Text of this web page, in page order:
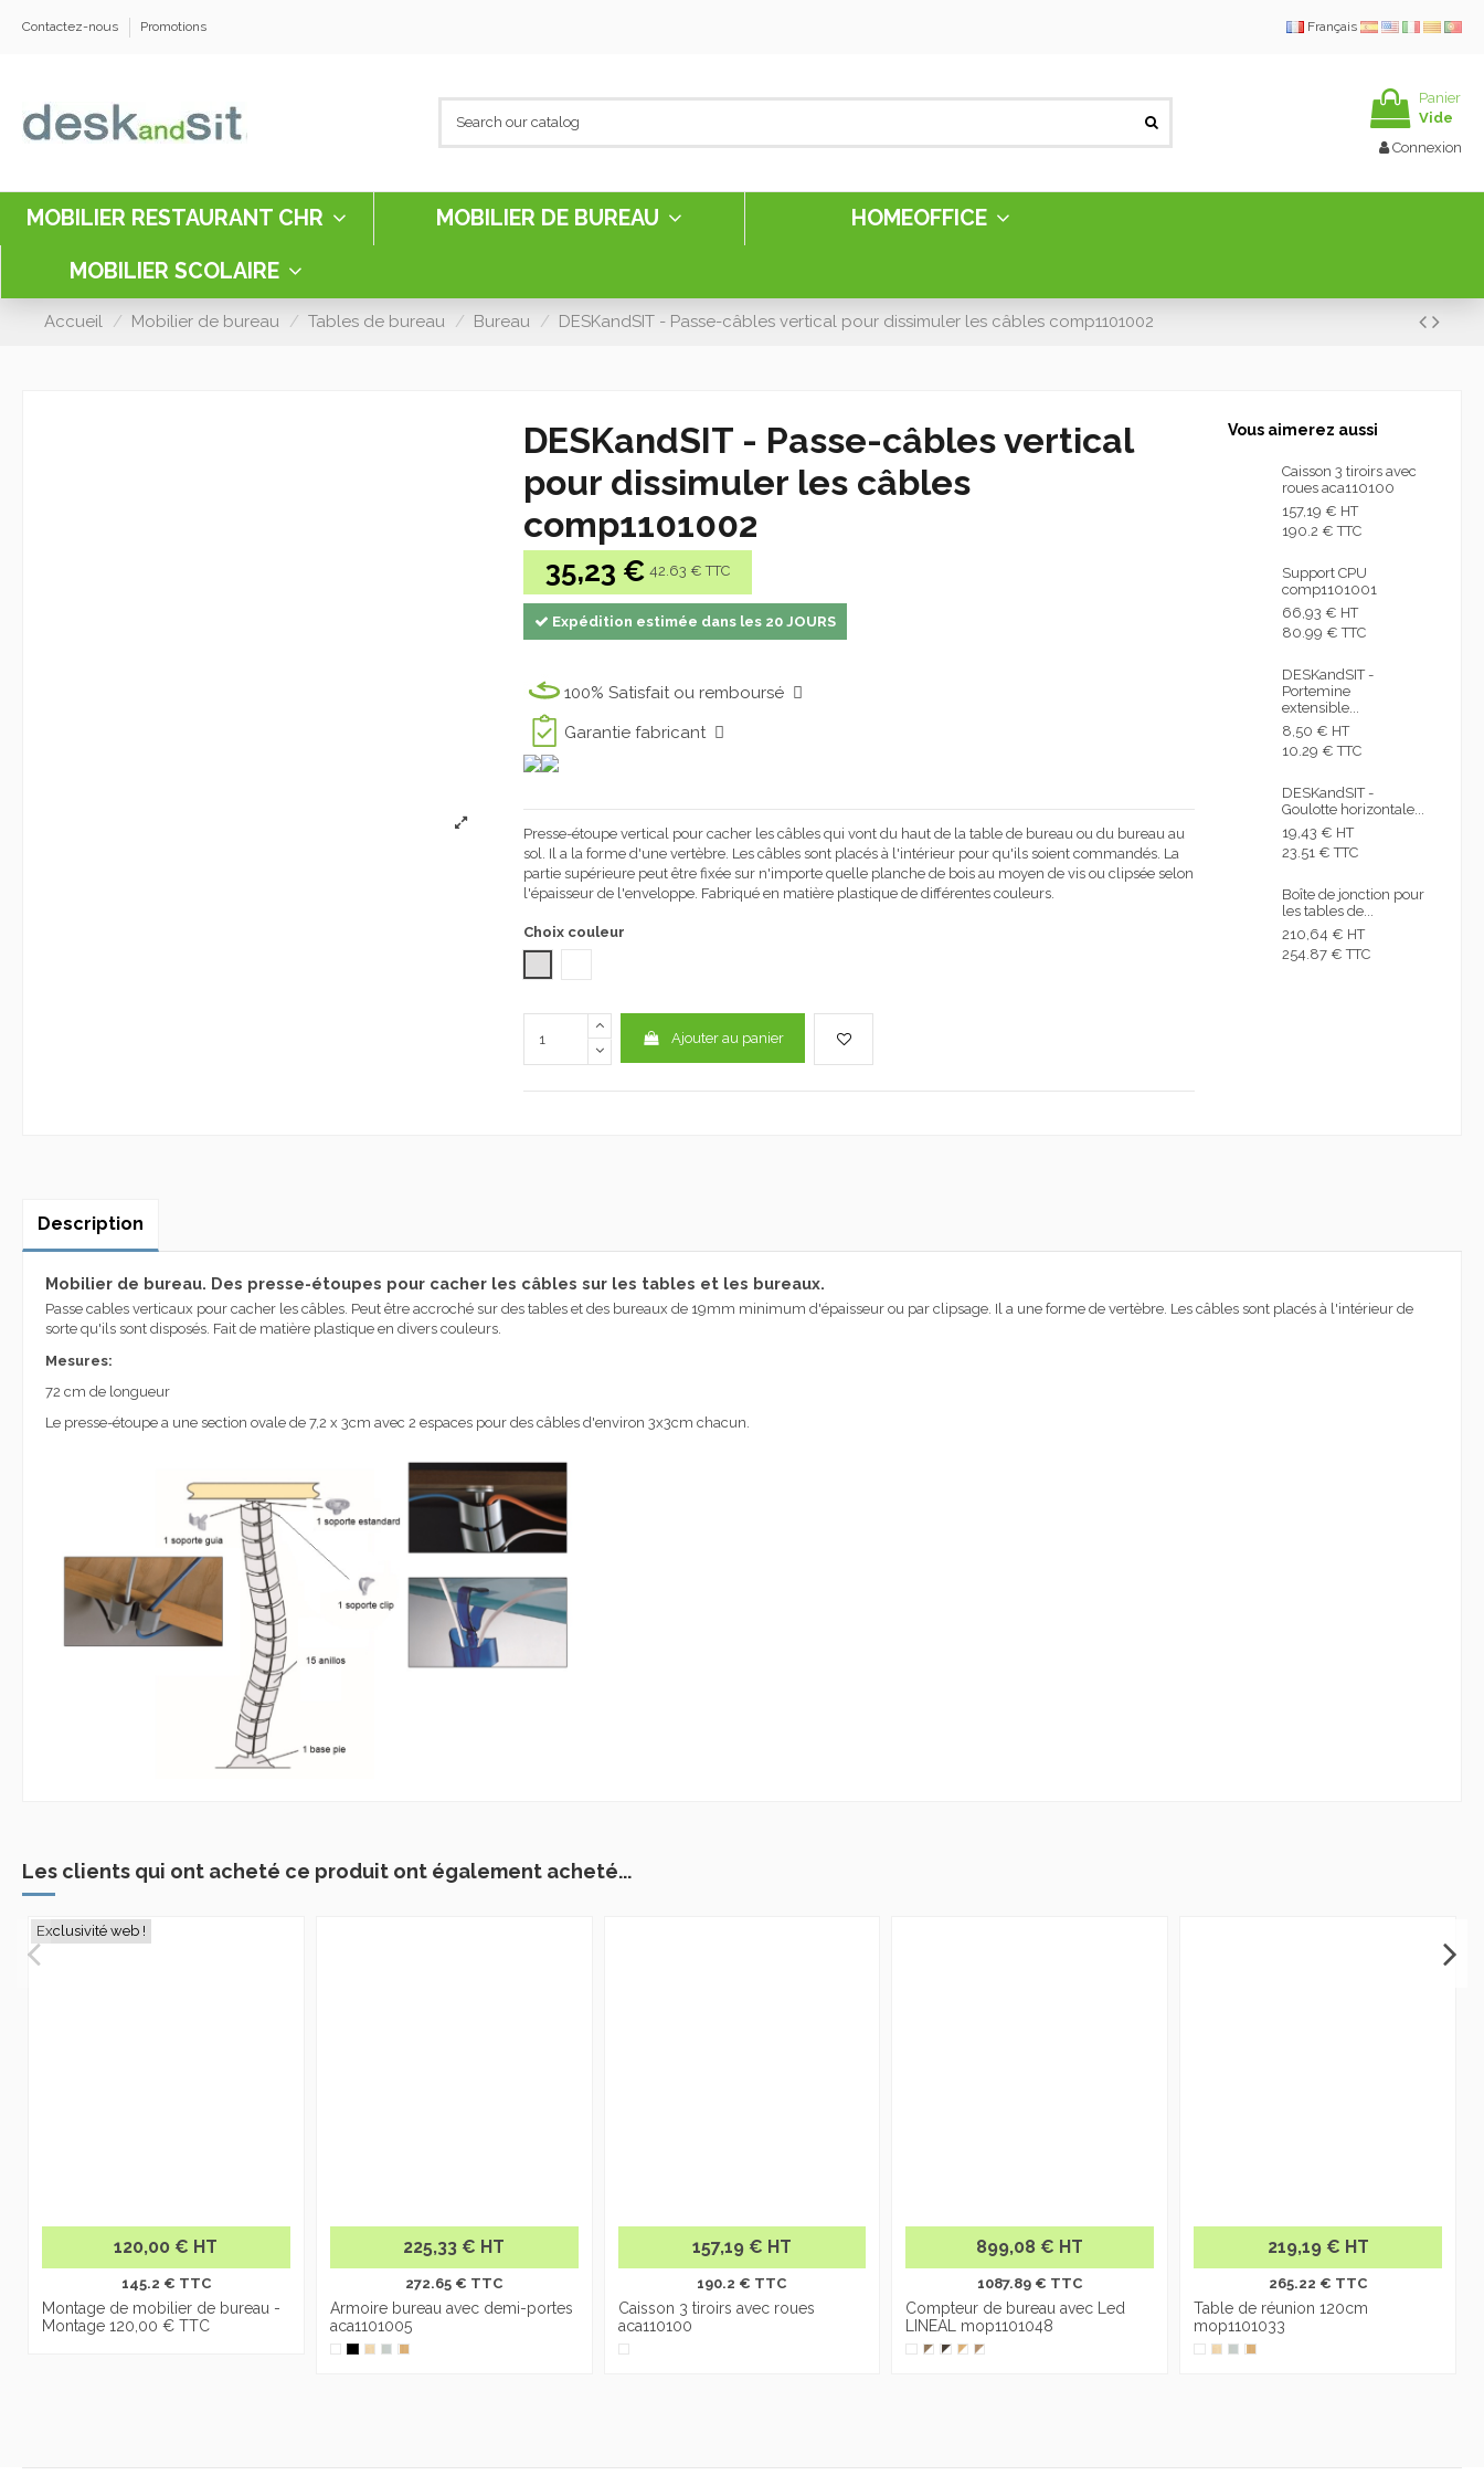
Contactez-nous Promotions Français
Panier
Vide
Connexion
MOBILIER RESTAURANT CHR MOBILIER DE BUREAU HOMEOFFICE
MOBILIER SCOLAIRE
Accueil Mobilier de bureau Tables de bureau Bureau DESKandSIT - Passe-câbles vertical pour dissimuler les câbles comp1101002
DESKandSIT - Passe-câbles vertical
pour dissimuler les câbles
comp1101002
35,23 € 42.63 € TTC
Expédition estimée dans les 20 JOURS
100% Satisfait ou remboursé
Garantie fabricant
Presse-étoupe vertical pour cacher les câbles qui vont du haut de la table de bureau ou du bureau au
sol. Il a la forme d'une vertèbre. Les câbles sont placés à l'intérieur pour qu'ils soient commandés. La
partie supérieure peut être fixée sur n'importe quelle planche de bois au moyen de vis ou clipsée selon
l'épaisseur de l'enveloppe. Fabriqué en matière plastique de différentes couleurs.
Choix couleur
Ajouter au panier
Vous aimerez aussi
Caisson 3 tiroirs avec
roues aca110100
157,19 € HT
190.2 € TTC
Support CPU
comp1101001
66,93 € HT
80.99 € TTC
DESKandSIT -
Portemine
extensible...
8,50 € HT
10.29 € TTC
DESKandSIT -
Goulotte horizontale...
19,43 € HT
23.51 € TTC
Boîte de jonction pour
les tables de...
210,64 € HT
254.87 € TTC
Description
Mobilier de bureau. Des presse-étoupes pour cacher les câbles sur les tables et les bureaux.
Passe cables verticaux pour cacher les câbles. Peut être accroché sur des tables et des bureaux de 19mm minimum d'épaisseurou par clipsage. Il a une forme de vertèbre. Les câbles sont placés à l'intérieur de
sorte qu'ils sont disposés. Fait de matière plastique en divers couleurs.
Mesures:
72 cm de longueur
Le presse-étoupe a une section ovale de 7,2 x 3cm avec 2 espaces pour des câbles d'environ 3x3cm chacun.
Les clients qui ont acheté ce produit ont également acheté...
Exclusivité web !
120,00 € HT
145.2 € TTC
Montage de mobilier de bureau -
Montage 120,00 € TTC
225,33 € HT
272.65 € TTC
Armoire bureau avec demi-portes
aca1101005
157,19 € HT
190.2 € TTC
Caisson 3 tiroirs avec roues
aca110100
899,08 € HT
1087.89 € TTC
Compteur de bureau avec Led
LINEAL mop1101048
219,19 € HT
265.22 € TTC
Table de réunion 120cm
mop1101033